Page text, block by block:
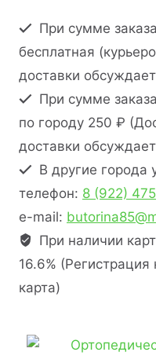
При сумме
бесплатная
доставки
При сумме
по городу 250 ₽
доставки
В другие города
телефон: 8 (922)
e-mail:
При наличии
16.6%
карта)